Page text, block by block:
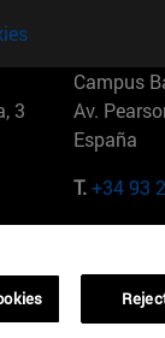
3
Campus
Av.
España
T.+34 93